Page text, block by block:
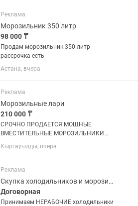
Реклама
Морозильник 350 литр
98 000 ₸
Продам морозильник 350 литр
рассрочка есть
Астана, вчера
Реклама
Морозильные лари
210 000 ₸
СРОЧНО ПРОДАЕТСЯ МОЩНЫЕ
ВМЕСТИТЕЛЬНЫЕ МОРОЗИЛЬНИКИ
ОБЪЕМ 600 л, покупали по 320.000 тг
продаем срочно по 210.000 тг,
упустите такие вкусные цены !
Кыргауылды, вчера
Реклама
Скупка холодильников и морозилок
Договорная
Принимаем НЕРАБОЧИЕ холодильники